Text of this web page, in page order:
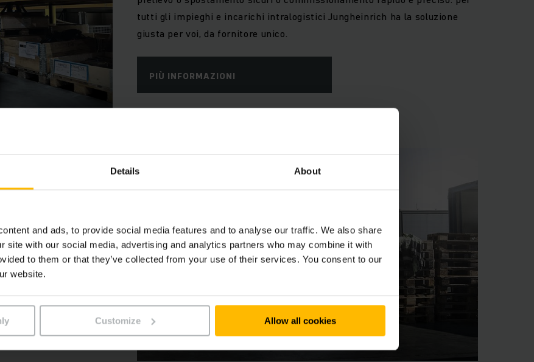
Details About
and ads, to provide social media features and to analyse our traffic. We also share
site with our social media, advertising and analytics partners who may combine it with
to them or that they’ve collected from your use of their services. You consent to our
website.
Customize Allow all cookies
tutti gli impieghi e incarichi intralogistici Jungheinrich ha la soluzione
giusta per voi, da fornitore unico.
PIÙ INFORMAZIONI
logistica o industria,
Jungheinrich
delle soluzioni giuste